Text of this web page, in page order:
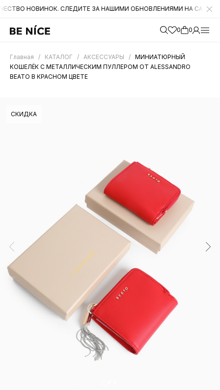
СЛЕДИТЕ ЗА НАШИМИ ОБНОВЛЕНИЯМИ НА САЙТЕ. А
0 0
Главная / КАТАЛОГ / АКСЕССУАРЫ / МИНИАТЮРНЫЙ
КОШЕЛЁК С МЕТАЛЛИЧЕСКИМ ПУЛЛЕРОМ ОТ ALESSANDRO
BEATO В КРАСНОМ ЦВЕТЕ
СКИДКА